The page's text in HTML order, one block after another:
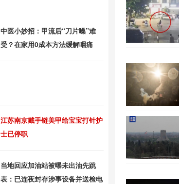
中医小妙招：甲流后“刀片嗓”难
受？在家用0成本方法缓解咽痛
江苏南京戴手链美甲给宝宝打针护
士已停职
当地回应加油站被曝未出油先跳
表：已连夜封存涉事设备并送检电